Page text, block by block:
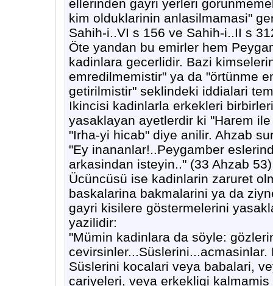
ellerinden gayri yerleri
kim olduklarinin anlasilmamasi"
Sahih-i..VI s 156 ve Sahih-i..II s
Öte yandan bu emirler hem
kadinlara gecerlidir. Bazi
emredilmemistir" ya da "örtünme
getirilmistir" seklindeki iddialari
Ikincisi kadinlarla erkekleri
yasaklayan ayetlerdir ki "Harem
"Irha-yi hicab" diye anilir. Ahzab
"Ey inananlar!..Peygamber
arkasindan isteyin.." (33 Ahzab 53)
Ücüncüsü ise kadinlarin zaruret
baskalarina bakmalarini ya da
gayri kisilere göstermelerini
yazilidir:
"Mümin kadinlara da söyle:
Süslerini kocalari veya babalari,
cariyeleri, veya erkekligi